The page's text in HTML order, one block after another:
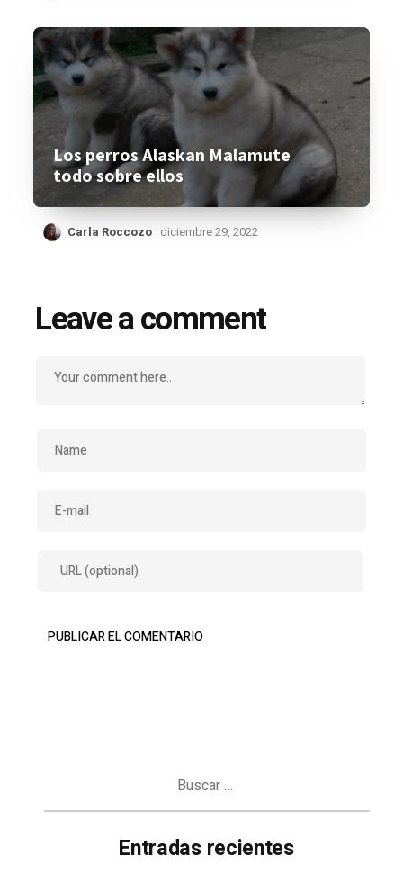
Los perros Alaskan Malamute
todo sobre ellos
Carla Roccozo diciembre 29, 2022
Leave a comment
Entradas recientes